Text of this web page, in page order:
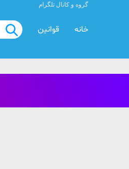
گروه و کانال تلگرام
قوانین خانه